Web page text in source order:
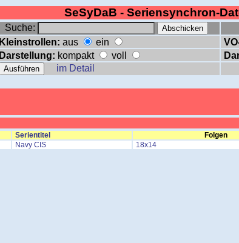
SeSyDaB - Seriensynchron-
Suche:
Kleinstrollen: aus ein
Darstellung: kompakt voll
im Detail
Serientitel Folgen
Navy CIS 18x14